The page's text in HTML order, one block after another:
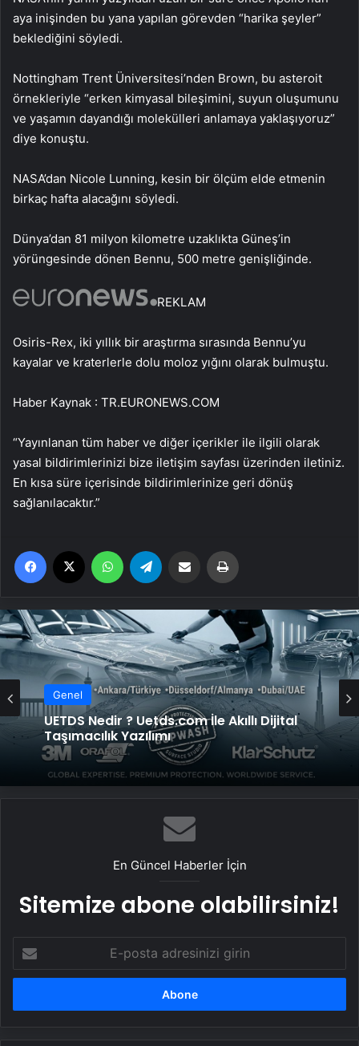
aya inişinden bu yana yapılan görevden “harika şeyler”
beklediğini söyledi.
Nottingham Trent Üniversitesi’nden Brown, bu asteroit
örnekleriyle “erken kimyasal bileşimini, suyun oluşumunu
ve yaşamın dayandığı molekülleri anlamaya yaklaşıyoruz”
diye konuştu.
NASA’dan Nicole Lunning, kesin bir ölçüm elde etmenin
birkaç hafta alacağını söyledi.
Dünya’dan 81 milyon kilometre uzaklıkta Güneş’in
yörüngesinde dönen Bennu, 500 metre genişliğinde.
REKLAM
Osiris-Rex, iki yıllık bir araştırma sırasında Bennu’yu
kayalar ve kraterlerle dolu moloz yığını olarak bulmuştu.
Haber Kaynak : TR.EURONEWS.COM
“Yayınlanan tüm haber ve diğer içerikler ile ilgili olarak
yasal bildirimlerinizi bize iletişim sayfası üzerinden iletiniz.
En kısa süre içerisinde bildirimlerinize geri dönüş
sağlanılacaktır.”
Facebook WhatsApp Email'den paylaş
Genel
UETDS Nedir ? Uetds.com İle Akıllı Dijital
Taşımacılık Yazılımı
En Güncel Haberler İçin
Sitemize abone olabilirsiniz!
posta
adresinizi